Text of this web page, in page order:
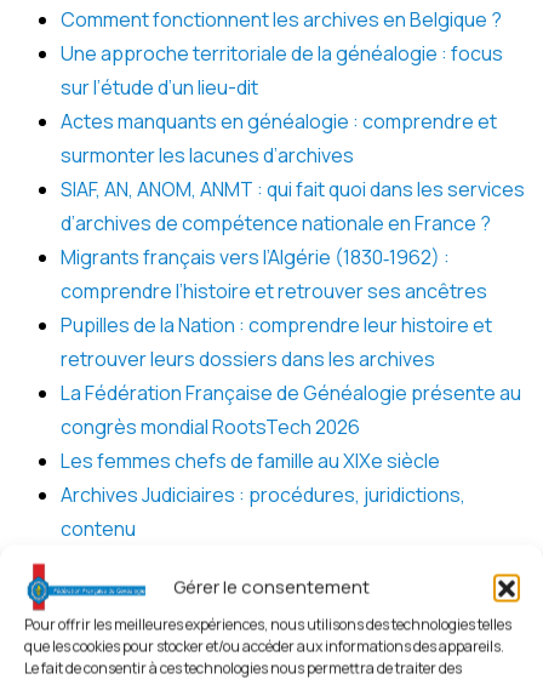
Gérer le consentement
Pour offrir les meilleures expériences, nous utilisons des technologies telles
que les cookies pour stocker et/ou accéder aux informations des appareils.
Le fait de consentir à ces technologies nous permettra de traiter des
Comment fonctionnent les archives en Belgique ?
Une approche territoriale de la généalogie : focus
sur l’étude d’un lieu-dit
Actes manquants en généalogie : comprendre et
surmonter les lacunes d’archives
SIAF, AN, ANOM, ANMT : qui fait quoi dans les services
d’archives de compétence nationale en France ?
Migrants français vers l’Algérie (1830‑1962) :
comprendre l’histoire et retrouver ses ancêtres
Pupilles de la Nation : comprendre leur histoire et
retrouver leurs dossiers dans les archives
La Fédération Française de Généalogie présente au
congrès mondial RootsTech 2026
Les femmes chefs de famille au XIXe siècle
Archives Judiciaires : procédures, juridictions,
contenu
migration fondatrice (XVIIᵉ–XVIIIᵉ siècles)
Service militaire : de la loi de 1872 aux débats actuels,
ce que dit vraiment l’histoire